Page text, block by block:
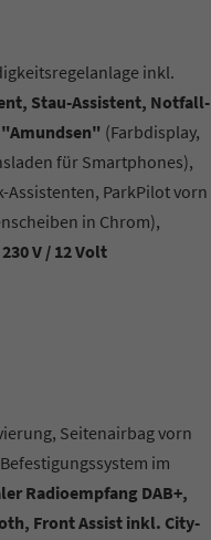
inkl.
Stau-Assistent, Notfall-
(Farbdisplay,
für Smartphones),
Assistenten, ParkPilot vorn
in Chrom),
V / 12 Volt
Seitenairbag vorn
im
Radioempfang DAB+,
Front Assist inkl. City-